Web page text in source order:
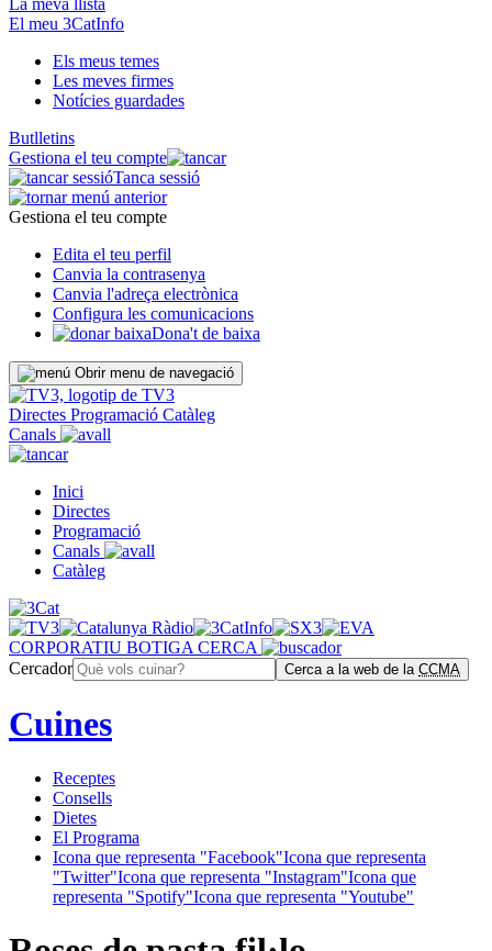
La meva llista
El meu 3CatInfo
Els meus temes
Les meves firmes
Notícies guardades
Butlletins
Gestiona el teu compte
Tanca sessió
Gestiona el teu compte
Edita el teu perfil
Canvia la contrasenya
Canvia l'adreça electrònica
Configura les comunicacions
Dona't de baixa
Obrir menu de navegació
Directes Programació Catàleg
Canals
Inici
Directes
Programació
Canals
Catàleg
CORPORATIU BOTIGA CERCA
Cercador
Cerca a la web de la CCMA
Cuines
Receptes
Consells
Dietes
El Programa
Icona que representa "Facebook"Icona que representa
"Twitter"Icona que representa "Instagram"Icona que
representa "Spotify"Icona que representa "Youtube"